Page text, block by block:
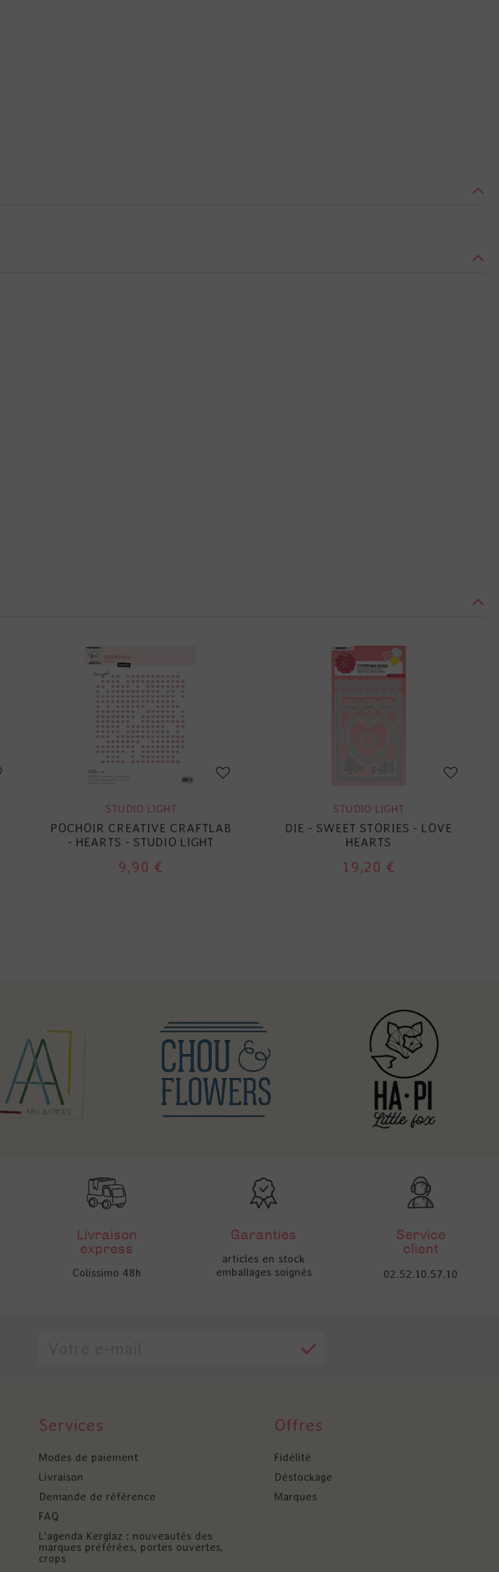
STUDIO LIGHT
POCHOIR CREATIVE CRAFTLAB
- HEARTS - STUDIO LIGHT
9,90 €
STUDIO LIGHT
DIE - SWEET STORIES - LOVE
HEARTS
19,20 €
Livraison
express
Colissimo 48h
Garanties
articles en stock
emballages soignés
Service
client
02.52.10.57.10
Services
Modes de paiement
Livraison
Demande de référence
FAQ
L'agenda Kerglaz : nouveautés des
marques préférées, portes ouvertes,
crops
Offres
Fidélité
Déstockage
Marques